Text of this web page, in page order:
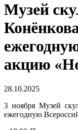
Музей
акцию
28.10.2025
3 ноября Музей
ежегодную